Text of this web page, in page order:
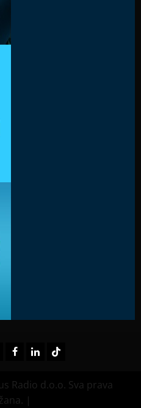
Facebook
LinkedInTikTok
Radio d.o.o. Sva prava
|